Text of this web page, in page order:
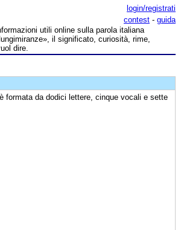
login/registrati
contest - guida
utili online sulla parola italiana
il significato, curiosità, rime,
dire.
è formata da dodici lettere, cinque vocali e sette